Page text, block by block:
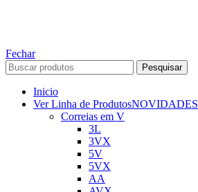
Fechar
Pesquisar
Inicio
Ver Linha de ProdutosNOVIDADES
Correias em V
3L
3VX
5V
5VX
AA